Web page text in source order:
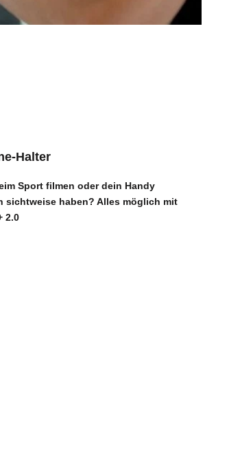
Halter
Sport filmen oder dein Handy
sichtweise haben? Alles möglich mit
2.0